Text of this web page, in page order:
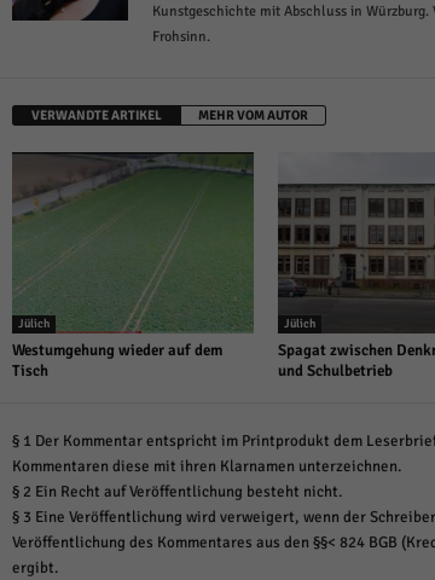
Kunstgeschichte mit Abschluss in
Frohsinn.
VERWANDTE ARTIKEL MEHR VOM AUTOR
Jülich
Westumgehung wieder auf dem
Tisch
Jülich
Spagat zwischen
und Schulbetrieb
§ 1 Der Kommentar entspricht im Printprodukt dem
Kommentaren diese mit ihren Klarnamen unterzeichnen.
§ 2 Ein Recht auf Veröffentlichung besteht nicht.
§ 3 Eine Veröffentlichung wird verweigert, wenn der
Veröffentlichung des Kommentares aus den §§< 824 BGB
ergibt.